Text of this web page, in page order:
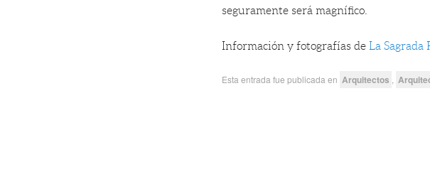
seguramente será magnífico.
Información y fotografías deLa Sagrada
Esta entrada fue publicada en Arquitectos